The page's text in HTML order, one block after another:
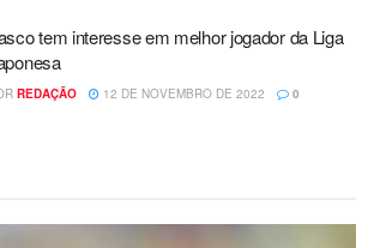
tem interesse em melhor jogador da Liga
REDAÇÃO 12 DE NOVEMBRO DE 2022 0